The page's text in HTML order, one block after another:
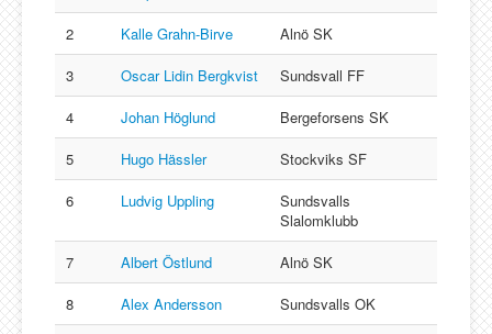
2
Kalle Grahn-Birve
Alnö SK
3
Oscar Lidin Bergkvist
Sundsvall FF
4
Johan Höglund
Bergeforsens SK
5
Hugo Hässler
Stockviks SF
6
Ludvig Uppling
Sundsvalls
Slalomklubb
7
Albert Östlund
Alnö SK
8
Alex Andersson
Sundsvalls OK